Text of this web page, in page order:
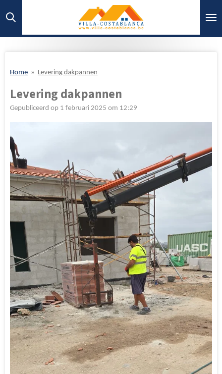
direct
Home » Levering dakpannen
Levering dakpannen
Gepubliceerd op 1 februari 2025 om 12:29